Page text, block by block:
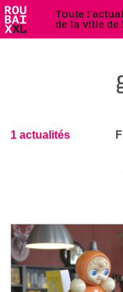
Toute
de la ville de
1 actualités